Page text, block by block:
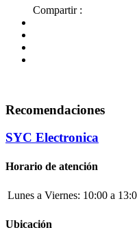
Compartir :
Recomendaciones
SYC Electronica
Horario de atención
Lunes a Viernes: 10:00 a
Ubicación